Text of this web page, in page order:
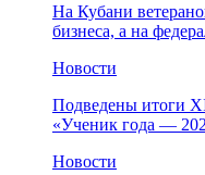
На Кубани
бизнеса, а на
Новости
Подведены итоги
«Ученик года —
Новости